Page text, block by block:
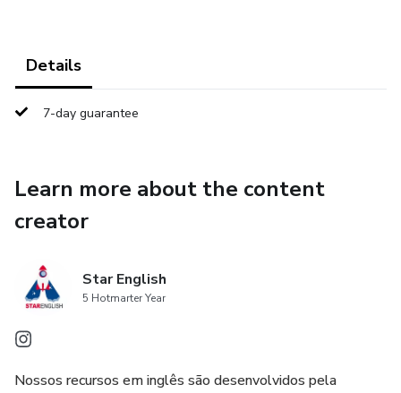
Details
7-day guarantee
Learn more about the content
creator
Star English
5 Hotmarter Year
Nossos recursos em inglês são desenvolvidos pela